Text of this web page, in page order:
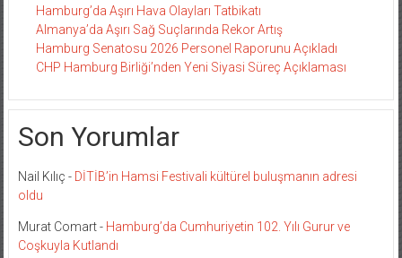
Hamburg’da Aşırı Hava Olayları Tatbikatı
Almanya’da Aşırı Sağ Suçlarında Rekor Artış
Hamburg Senatosu 2026 Personel Raporunu Açıkladı
CHP Hamburg Birliği’nden Yeni Siyasi Süreç Açıklaması
Son Yorumlar
Nail Kılıç - DİTİB’in Hamsi Festivali kültürel buluşmanın adresi
oldu
Murat Comart- Hamburg’da Cumhuriyetin 102. Yılı Gurur ve
Coşkuyla Kutlandı